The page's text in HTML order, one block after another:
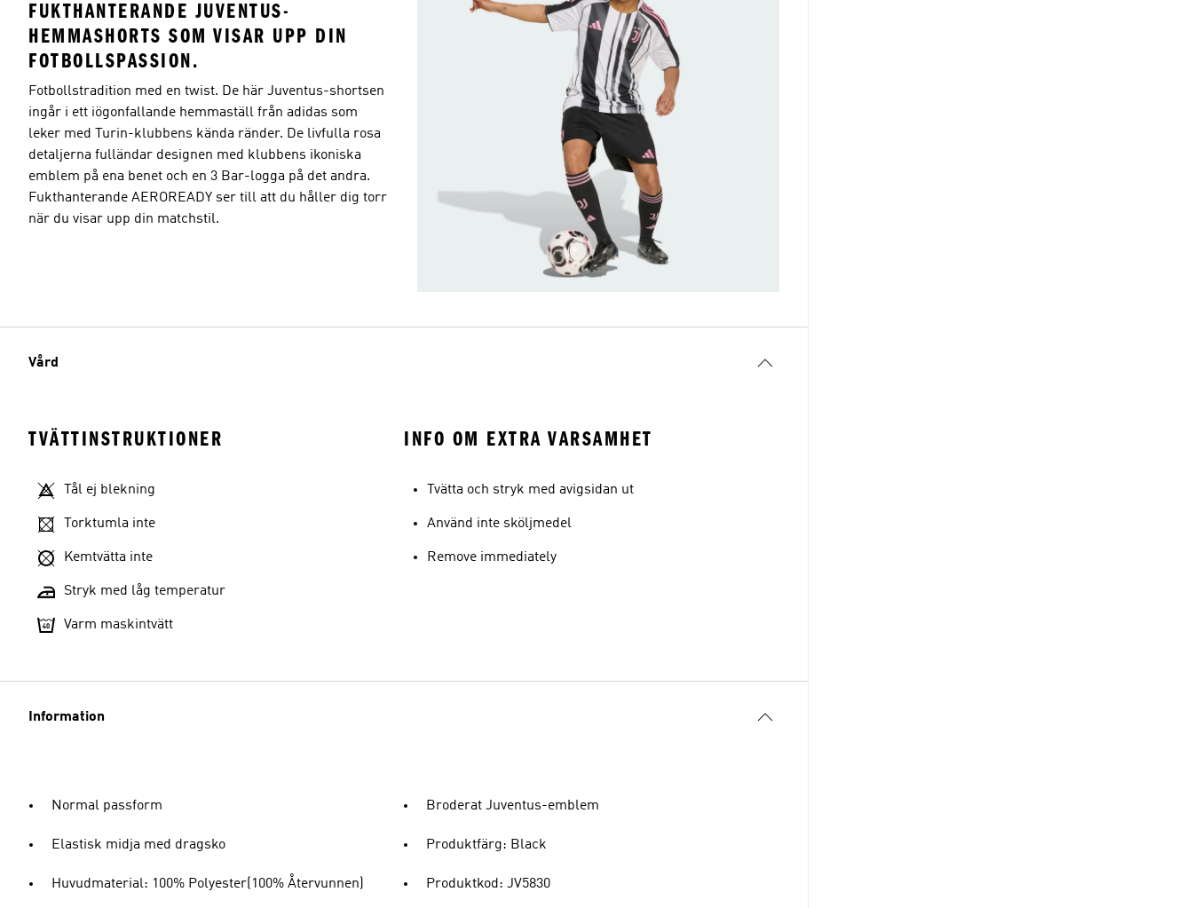
Modellens storlek
FUKTHANTERANDE JUVENTUS-
HEMMASHORTS SOM VISAR UPP DIN
FOTBOLLSPASSION.
Fotbollstradition med en twist. De här Juventus-shortsen
ingår i ett iögonfallande hemmaställ från adidas som
leker med Turin-klubbens kända ränder. De livfulla rosa
detaljerna fulländar designen med klubbens ikoniska
emblem på ena benet och en 3 Bar-logga på det andra.
Fukthanterande AEROREADY ser till att du håller dig torr
när du visar upp din matchstil.
Vård
TVÄTTINSTRUKTIONER
Tål ej blekning
Torktumla inte
Kemtvätta inte
Stryk med låg temperatur
Varm maskintvätt
INFO OM EXTRA VARSAMHET
Tvätta och stryk med avigsidan ut
Använd inte sköljmedel
Remove immediately
Information
Normal passform
Elastisk midja med dragsko
Huvudmaterial: 100% Polyester(100% Återvunnen)
Broderat Juventus-emblem
Produktfärg: Black
Produktkod: JV5830